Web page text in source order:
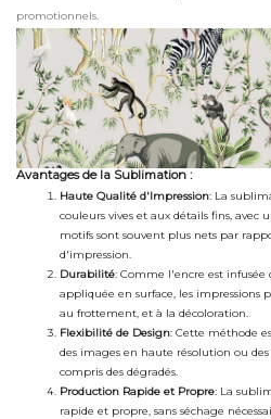
promotionnels.
Avantages de la Sublimation :
Haute Qualité d'Impression: La
couleurs vives et aux détails fins, avec
motifs sont souvent plus nets par
d'impression.
Durabilité: Comme l'encre est
appliquée en surface, les impressions
au frottement, et à la décoloration.
Flexibilité de Design: Cette méthode
des images en haute résolution ou
compris des dégradés.
Production Rapide et Propre: La
rapide et propre, sans séchage